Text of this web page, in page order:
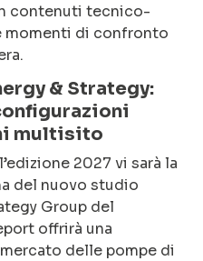
contenuti tecnico-
di confronto
& Strategy:
multisito
2027 vi sarà la
del nuovo studio
Group del
offrirà una
delle pompe di